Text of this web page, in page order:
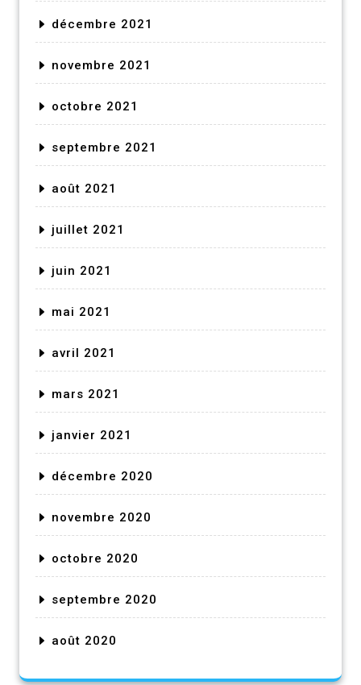
décembre 2021
novembre 2021
octobre 2021
septembre 2021
août 2021
juillet 2021
juin 2021
mai 2021
avril 2021
mars 2021
janvier 2021
décembre 2020
novembre 2020
octobre 2020
septembre 2020
août 2020